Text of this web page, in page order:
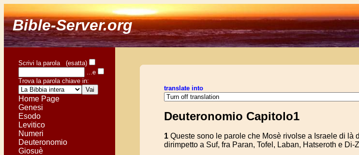
Bible-Server.org
Scrivi la parola (esatta)
...e
Trova la parola chiave in:
Home Page
Genesi
Esodo
Levitico
Numeri
Deuteronomio
Giosuè
translate into
Deuteronomio Capitolo1
1 Queste sono le parole che Mosè rivolse a Israele di là
dirimpetto a Suf, fra Paran, Tofel, Laban, Hatseroth e Di-